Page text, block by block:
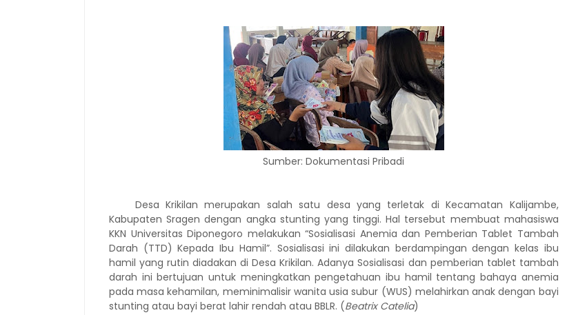
Sumber: Dokumentasi Pribadi
Desa Krikilan merupakan salah satu desa yang terletak di Kecamatan Kalijambe,
Kabupaten Sragen dengan angka stunting yang tinggi. Hal tersebut membuat mahasiswa
KKN Universitas Diponegoro melakukan “Sosialisasi Anemia dan Pemberian Tablet Tambah
Darah (TTD) Kepada Ibu Hamil”. Sosialisasi ini dilakukan berdampingan dengan kelas ibu
hamil yang rutin diadakan di Desa Krikilan. Adanya Sosialisasi dan pemberian tablet tambah
darah ini bertujuan untuk meningkatkan pengetahuan ibu hamil tentang bahaya anemia
pada masa kehamilan, meminimalisir wanita usia subur (WUS) melahirkan anak dengan bayi
stunting atau bayi berat lahir rendah atau BBLR. (Beatrix Catelia)